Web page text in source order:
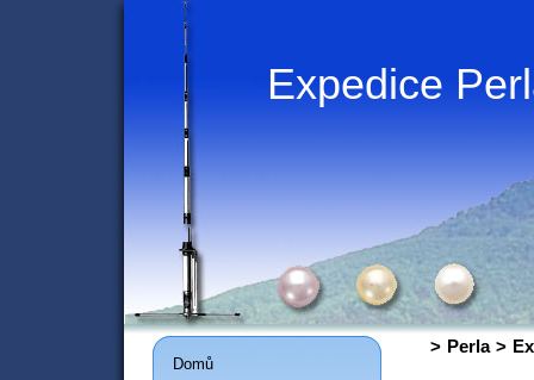
Expedice
Domů
> Perla >